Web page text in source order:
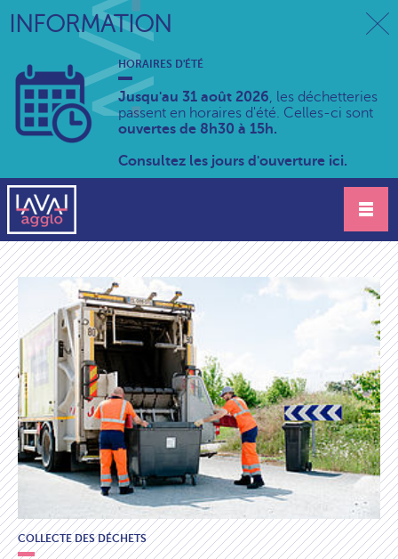
INFORMATION
HORAIRES D'ÉTÉ
Jusqu'au 31 août 2026, les déchetteries
passent en horaires d'été. Celles-ci sont
ouvertes de 8h30 à 15h.
Consultez les jours d'ouverture ici.
COLLECTE DES DÉCHETS